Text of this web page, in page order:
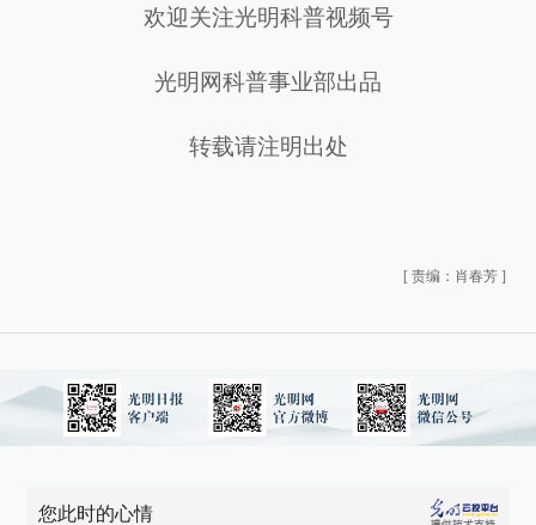
欢迎关注光明科普视频号
光明网科普事业部出品
转载请注明出处
[ 责编：肖春芳 ]
您此时的心情